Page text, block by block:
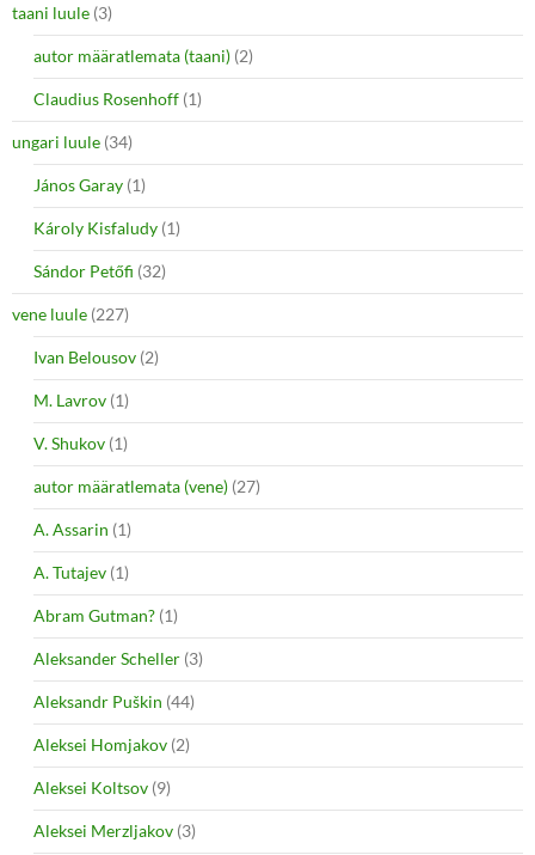
taani luule (3)
autor määratlemata (taani) (2)
Claudius Rosenhoff (1)
ungari luule (34)
János Garay (1)
Károly Kisfaludy (1)
Sándor Petőfi (32)
vene luule (227)
Ivan Belousov (2)
M. Lavrov (1)
V. Shukov (1)
autor määratlemata (vene) (27)
A. Assarin (1)
A. Tutajev (1)
Abram Gutman? (1)
Aleksander Scheller (3)
Aleksandr Puškin (44)
Aleksei Homjakov (2)
Aleksei Koltsov (9)
Aleksei Merzljakov (3)